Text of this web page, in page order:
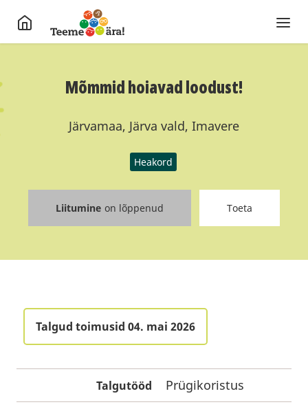
Mõmmid hoiavad loodust!
Järvamaa, Järva vald, Imavere
Heakord
Liitumine on lõppenud Toeta
Talgud toimusid 04. mai 2026
Talgutööd Prügikoristus